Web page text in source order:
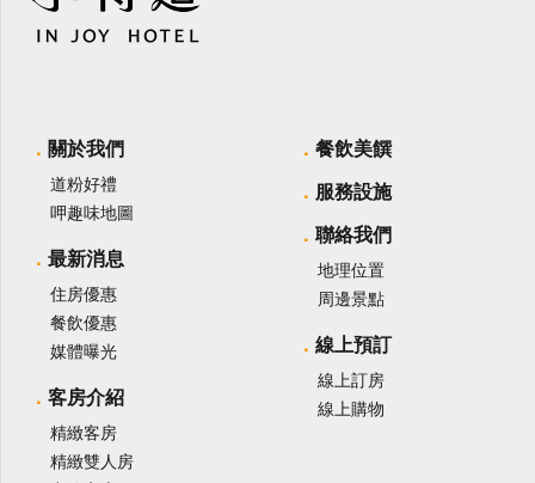
關於我們
道粉好禮
呷趣味地圖
最新消息
住房優惠
餐飲優惠
媒體曝光
客房介紹
精緻客房
精緻雙人房
餐飲美饌
服務設施
聯絡我們
地理位置
周邊景點
線上預訂
線上訂房
線上購物